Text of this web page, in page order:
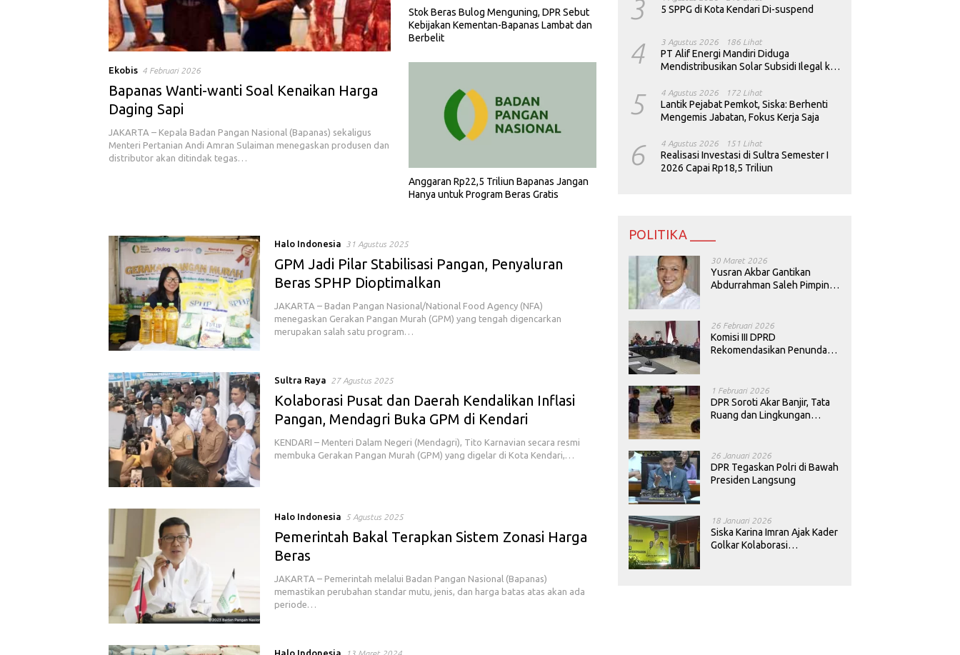
Ekobis 4 Februari 2026
Bapanas Wanti-wanti Soal Kenaikan Harga
Daging Sapi
JAKARTA – Kepala Badan Pangan Nasional (Bapanas) sekaligus
Menteri Pertanian Andi Amran Sulaiman menegaskan produsen dan
distributor akan ditindak tegas…
Stok Beras Bulog Menguning, DPR Sebut
Kebijakan Kementan-Bapanas Lambat dan
Berbelit
Anggaran Rp22,5 Triliun Bapanas Jangan
Hanya untuk Program Beras Gratis
Halo Indonesia 31 Agustus 2025
GPM Jadi Pilar Stabilisasi Pangan, Penyaluran
Beras SPHP Dioptimalkan
JAKARTA – Badan Pangan Nasional/National Food Agency (NFA)
menegaskan Gerakan Pangan Murah (GPM) yang tengah digencarkan
merupakan salah satu program…
Sultra Raya 27 Agustus 2025
Kolaborasi Pusat dan Daerah Kendalikan Inflasi
Pangan, Mendagri Buka GPM di Kendari
KENDARI – Menteri Dalam Negeri (Mendagri), Tito Karnavian secara resmi
membuka Gerakan Pangan Murah (GPM) yang digelar di Kota Kendari,…
Halo Indonesia 5 Agustus 2025
Pemerintah Bakal Terapkan Sistem Zonasi Harga
Beras
JAKARTA – Pemerintah melalui Badan Pangan Nasional (Bapanas)
memastikan perubahan standar mutu, jenis, dan harga batas atas akan ada
periode…
Halo Indonesia
3 5 SPPG di Kota Kendari Di-suspend
4 3 Agustus 2026 186 Lihat
PT Alif Energi Mandiri Diduga
Mendistribusikan Solar Subsidi Ilegal ke
5 4 Agustus 2026 172 Lihat
Lantik Pejabat Pemkot, Siska: Berhenti
Mengemis Jabatan, Fokus Kerja Saja
6 4 Agustus 2026 151 Lihat
Realisasi Investasi di Sultra Semester I
2026 Capai Rp18,5 Triliun
POLITIKA ____
30 Maret 2026
Yusran Akbar Gantikan
Abdurrahman Saleh Pimpin
26 Februari 2026
Komisi III DPRD
Rekomendasikan Penundaan
1 Februari 2026
DPR Soroti Akar Banjir, Tata
Ruang dan Lingkungan
26 Januari 2026
DPR Tegaskan Polri di Bawah
Presiden Langsung
18 Januari 2026
Siska Karina Imran Ajak Kader
Golkar Kolaborasi